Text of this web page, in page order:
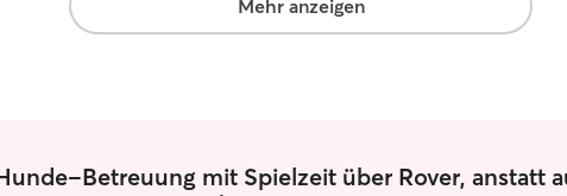
Alltag einplanen und bin daher nach vorheriger
Spielpartner mitbringen ☺️
längere
anderen
Mehr anzeigen
Betreuung mit Spielzeit über Rover, anstatt